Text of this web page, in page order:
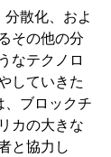
散化、およ
その他の分
なテクノロ
していきた
、ブロックチ
カの大きな
と協力し